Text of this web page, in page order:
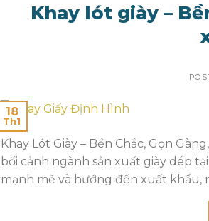
Khay lót giày –
18
Th1
Khay Lót Giày – Bền Chắc, Gọn
bối cảnh ngành sản xuất giày dép
mạnh mẽ và hướng đến xuất khẩu,